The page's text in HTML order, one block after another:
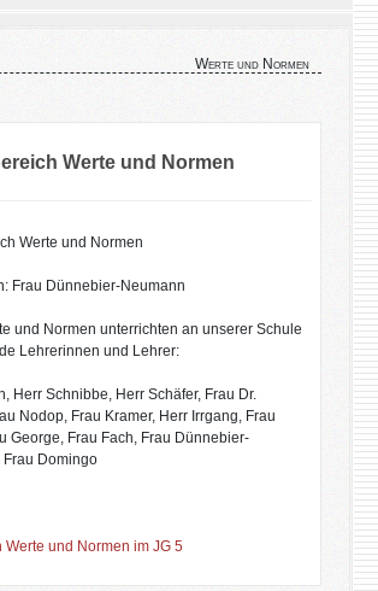
Werte und Normen
Werte und Normen
Werte und Normen
Frau Dünnebier-Neumann
und Normen unterrichten an unserer Schule
Lehrerinnen und Lehrer:
Herr Schnibbe, Herr Schäfer, Frau Dr.
Nodop, Frau Kramer, Herr Irrgang, Frau
George, Frau Fach, Frau Dünnebier-
Domingo
Werte und Normen im JG 5